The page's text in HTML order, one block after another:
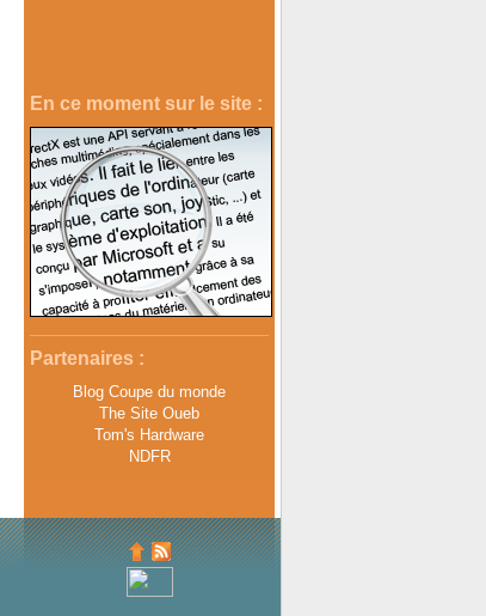
En ce moment sur le site :
Partenaires :
Blog Coupe du monde
The Site Oueb
Tom's Hardware
NDFR